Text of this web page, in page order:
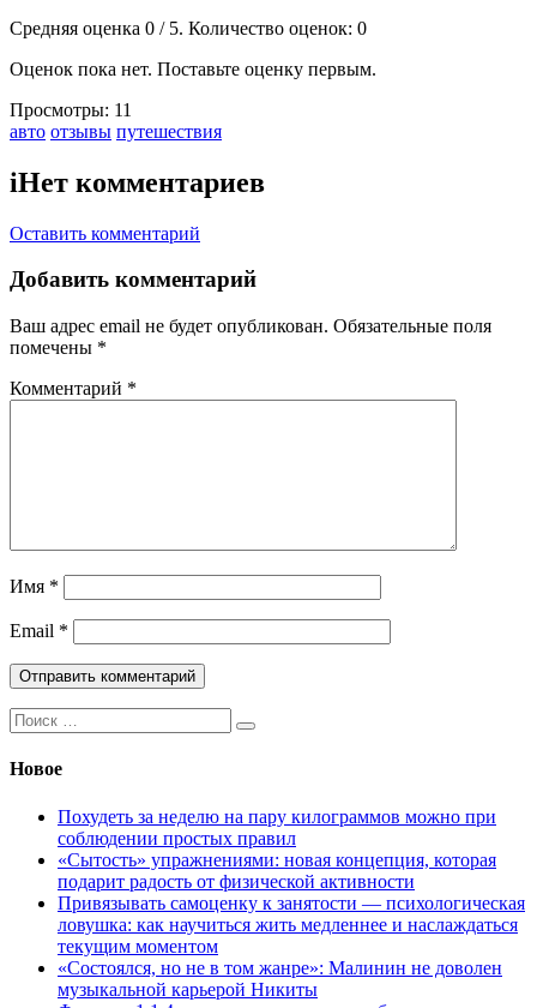
Средняя оценка 0 / 5. Количество оценок: 0
Оценок пока нет. Поставьте оценку первым.
Просмотры: 11
Тэги:
авто отзывы путешествия
iНет комментариев
Оставить комментарий
Добавить комментарий
Ваш адрес email не будет опубликован. Обязательные поля
помечены *
Комментарий *
Имя *
Email *
Поиск:
Новое
Похудеть за неделю на пару килограммов можно при
соблюдении простых правил
«Сытость» упражнениями: новая концепция, которая
подарит радость от физической активности
Привязывать самоценку к занятости — психологическая
ловушка: как научиться жить медленнее и наслаждаться
текущим моментом
«Состоялся, но не в том жанре»: Малинин не доволен
музыкальной карьерой Никиты